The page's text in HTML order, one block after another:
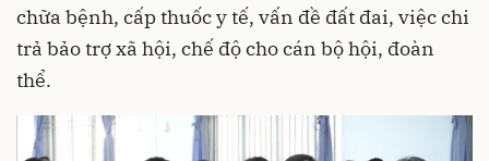
chữa bệnh, cấp thuốc y tế, vấn đề đất đai, việc chi
trả bảo trợ xã hội, chế độ cho cán bộ hội, đoàn
thể.